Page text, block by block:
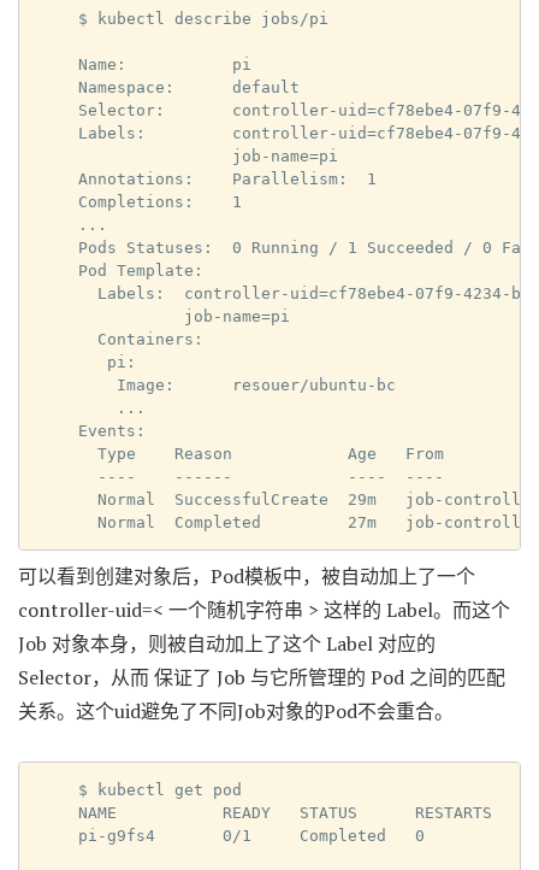
$ kubectl describe jobs/pi
Name:           pi
Namespace:      default
Selector:       controller-uid=cf78ebe4-07f9-
Labels:         controller-uid=cf78ebe4-07f9-
                job-name=pi
Annotations:    Parallelism:  1
Completions:    1
...
Pods Statuses:  0 Running / 1 Succeeded / 0
Pod Template:
Labels:  controller-uid=cf78ebe4-07f9-4234-
           job-name=pi
  Containers:
   pi:
    Image:      resouer/ubuntu-bc
    ...
Events:
Type    Reason            Age   From
----    ------            ----  ----
Normal  SuccessfulCreate  29m   job-
Normal  Completed         27m   job-
可以看到创建对象后，Pod模板中，被自动加上了一个
controller-uid=< 一个随机字符串 > 这样的 Label。而这个
Job 对象本身，则被自动加上了这个 Label 对应的
Selector，从而 保证了 Job 与它所管理的 Pod 之间的匹配
关系。这个uid避免了不同Job对象的Pod不会重合。
$ kubectl get pod
NAME           READY   STATUS      RESTARTS
pi-g9fs4       0/1     Completed   0